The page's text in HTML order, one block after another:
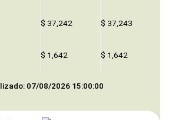
$ 37,242 $ 37,243
$ 1,642 $ 1,642
07/08/2026 15:00:00